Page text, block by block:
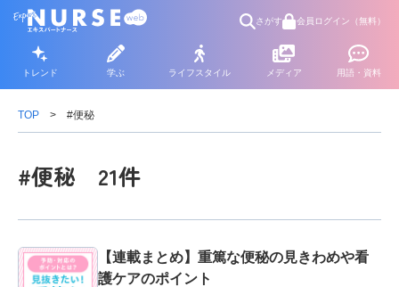
さがす 会員ログイン（無料）
トレンド 学ぶ ライフスタイル メディア 用語・資料
TOP #便秘
#便秘 21件
【連載まとめ】重篤な便秘の見きわめや看
護ケアのポイント